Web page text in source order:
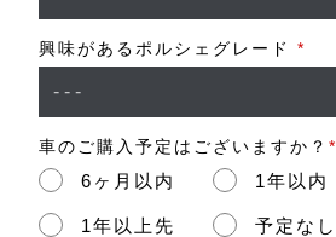
興味があるポルシェグレード *
車のご購入予定はございますか？ *
6ヶ月以内 1年以内
1年以上先 予定なし